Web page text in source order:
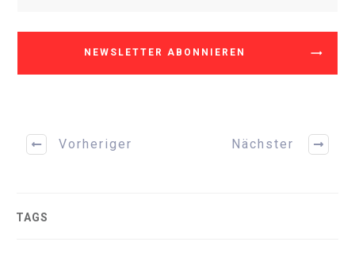
NEWSLETTER ABONNIEREN
Vorheriger Nächster
TAGS